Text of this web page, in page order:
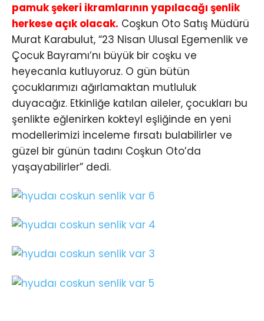
pamuk şekeri ikramlarının yapılacağı şenlik
herkese açık olacak. Coşkun Oto Satış Müdürü
Murat Karabulut, “23 Nisan Ulusal Egemenlik ve
Çocuk Bayramı’nı büyük bir coşku ve
heyecanla kutluyoruz. O gün bütün
çocuklarımızı ağırlamaktan mutluluk
duyacağız. Etkinliğe katılan aileler, çocukları bu
şenlikte eğlenirken kokteyl eşliğinde en yeni
modellerimizi inceleme fırsatı bulabilirler ve
güzel bir günün tadını Coşkun Oto’da
yaşayabilirler” dedi.